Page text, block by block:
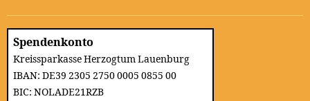
Spendenkonto
Kreissparkasse Herzogtum Lauenburg
IBAN: DE39 2305 2750 0005 0855 00
BIC: NOLADE21RZB